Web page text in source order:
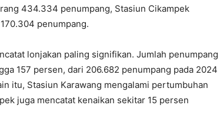
434.334 penumpang, Stasiun Cikampek
penumpang.
lonjakan paling signifikan. Jumlah penumpang
157 persen, dari 206.682 penumpang pada 2024
itu, Stasiun Karawang mengalami pertumbuhan
juga mencatat kenaikan sekitar 15 persen